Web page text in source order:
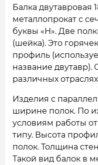
БЛОГ
КОНТАКТЫ
Балка двутавровая
металлопрокат с
буквы «Н». Две
(шейка). Это
профиль
название
различных
Изделия с
ширине полок. По
условиям работы
типу. Высота
полок. Толщина
Такой вид балок в